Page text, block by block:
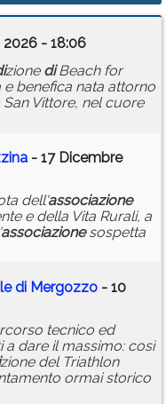
2026 - 18:06
zione diBeach for
benefica nata attorno
Vittore, nel cuore
- 17 Dicembre
dell'associazione
e della Vita Rurali, a
associazionesospetta
di Mergozzo - 10
tecnico ed
a dare il massimo: così
zione del Triathlon
ormai storico